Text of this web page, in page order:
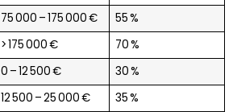
75 000 – 175 000 €
55 %
> 175 000 €
70 %
0 – 12 500 €
30 %
12 500 – 25 000 €
35 %